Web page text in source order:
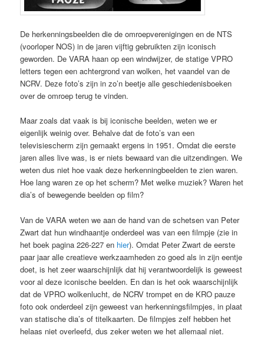
De herkenningsbeelden die de omroepverenigingen en de NTS
(voorloper NOS) in de jaren vijftig gebruikten zijn iconisch
geworden. De VARA haan op een windwijzer, de statige VPRO
letters tegen een achtergrond van wolken, het vaandel van de
NCRV. Deze foto’s zijn in zo’n beetje alle geschiedenisboeken
over de omroep terug te vinden.
Maar zoals dat vaak is bij iconische beelden, weten we er
eigenlijk weinig over. Behalve dat de foto’s van een
televisiescherm zijn gemaakt ergens in 1951. Omdat die eerste
jaren alles live was, is er niets bewaard van die uitzendingen. We
weten dus niet hoe vaak deze herkenningbeelden te zien waren.
Hoe lang waren ze op het scherm? Met welke muziek? Waren het
dia’s of bewegende beelden op film?
Van de VARA weten we aan de hand van de schetsen van Peter
Zwart dat hun windhaantje onderdeel was van een filmpje (zie in
het boek pagina 226-227 en hier). Omdat Peter Zwart de eerste
paar jaar alle creatieve werkzaamheden zo goed als in zijn eentje
doet, is het zeer waarschijnlijk dat hij verantwoordelijk is geweest
voor al deze iconische beelden. En dan is het ook waarschijnlijk
dat de VPRO wolkenlucht, de NCRV trompet en de KRO pauze
foto ook onderdeel zijn geweest van herkenningsfilmpjes, in plaat
van statische dia’s of titelkaarten. De filmpjes zelf hebben het
helaas niet overleefd, dus zeker weten we het allemaal niet.